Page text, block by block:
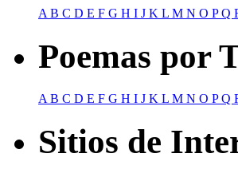
AB C D E F G H I J K L M N O PQ
Poemas por
A B C D E F G H I J K L M N O PQ
Sitios de